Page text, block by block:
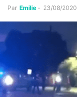
Par Emilie - 23/08/2020